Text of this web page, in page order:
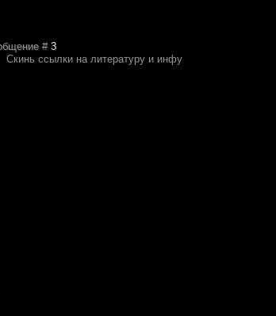
# 3
Скинь ссылки на литературу и инфу